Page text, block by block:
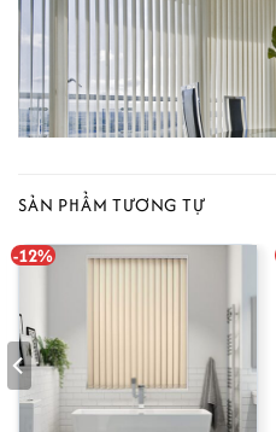
SẢN PHẨM TƯƠNG TỰ
-12%